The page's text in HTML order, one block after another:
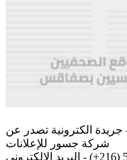
الكترونية تصدر عن
شركة جسور للإعلانات
للإتصال أو نشر الردود الهاتف 54779966 (216+) - البريد الإلكتروني